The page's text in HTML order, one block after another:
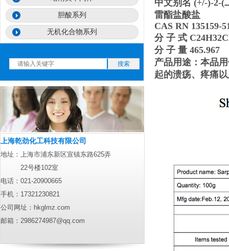
中文别名 (+/-)-2-(
雷酯盐酸盐
CAS RN 135159-
分 子 式
分 子 量 465.967
产品用途：本品
起的溃疡、疼痛
搜索
胆酸系列
无机化合物系列
上海乾劲化工科技有限公司
地址：上海市浦东新区宣镇东路625弄
22号楼102室
电话：021-20900665
手机：17321230821
公司网址： hkglmz.com
邮箱： 2986274987@qq.com